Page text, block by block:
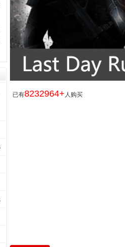
已有8232964+ 人购买